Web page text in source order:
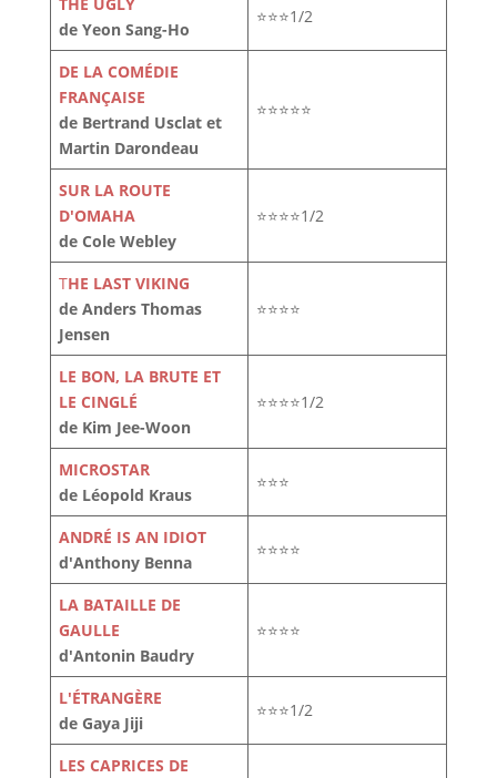
de Yeon Sang-Ho
⭐⭐⭐1/2
DE LA COMÉDIE
FRANÇAISE
de Bertrand Usclat et
Martin Darondeau
⭐⭐⭐⭐⭐
SUR LA ROUTE
D'OMAHA
de Cole Webley
⭐⭐⭐⭐1/2
THE LAST VIKING
de Anders Thomas
Jensen
⭐⭐⭐⭐
LE BON, LA BRUTE ET
LE CINGLÉ
de Kim Jee-Woon
⭐⭐⭐⭐1/2
MICROSTAR
de Léopold Kraus
⭐⭐⭐
ANDRÉ IS AN IDIOT
d'Anthony Benna
⭐⭐⭐⭐
LA BATAILLE DE
GAULLE
d'Antonin Baudry
⭐⭐⭐⭐
L'ÉTRANGÈRE
de Gaya Jiji
⭐⭐⭐1/2
LES CAPRICES DE